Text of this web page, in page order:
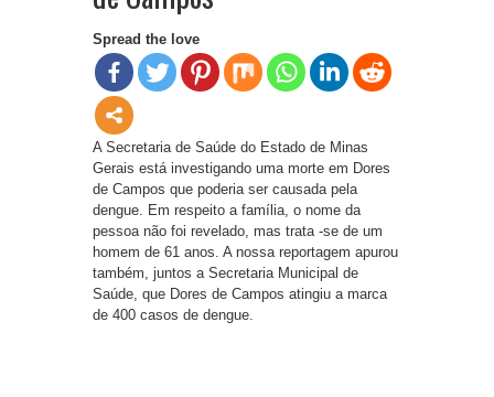
Spread the love
A Secretaria de Saúde do Estado de Minas
Gerais está investigando uma morte em Dores
de Campos que poderia ser causada pela
dengue. Em respeito a família, o nome da
pessoa não foi revelado, mas trata -se de um
homem de 61 anos. A nossa reportagem apurou
também, juntos a Secretaria Municipal de
Saúde, que Dores de Campos atingiu a marca
de 400 casos de dengue.